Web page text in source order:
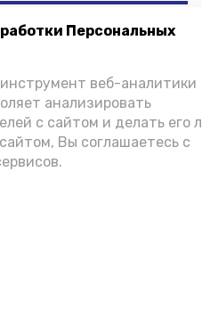
Персональных
веб-аналитики
анализировать
с сайтом и делать его
Вы соглашаетесь с
ведутся в
С начала лета
городских
640
материала.
профилирование